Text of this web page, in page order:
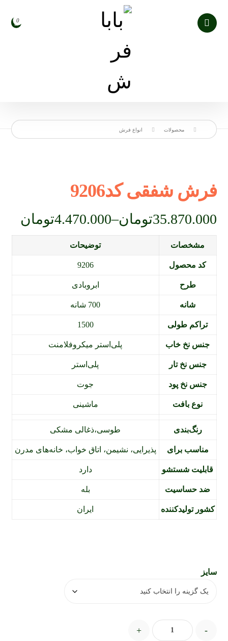
محصولات انواع فرش
فرش شفقی کد9206
35.870.000تومان–
4.470.000تومان
مشخصات توضیحات
کد محصول 9206
طرح ابروبادی
شانه 700 شانه
تراکم طولی 1500
جنس نخ خاب پلی‌استر میکروفلامنت
جنس نخ تار پلی‌استر
جنس نخ پود جوت
نوع بافت ماشینی
رنگ‌بندی طوسی،ذغالی مشکی
مناسب برای پذیرایی، نشیمن، اتاق خواب، خانه‌های مدرن
قابلیت شستشو دارد
ضد حساسیت بله
کشور تولیدکننده ایران
سایز
-
+